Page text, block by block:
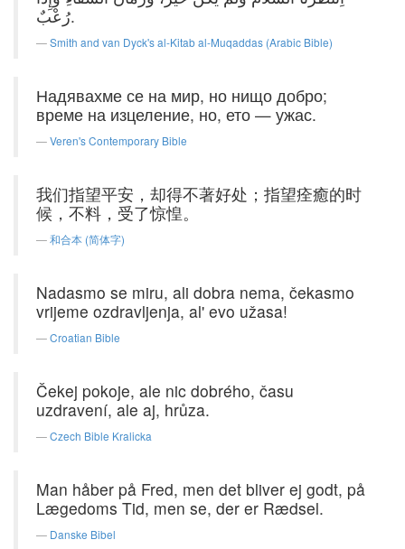
رُعْبٌ.
Smith and van Dyck's al-Kitab al-Muqaddas (Arabic Bible)
Надявахме се на мир, но нищо добро;
време на изцеление, но, ето — ужас.
Veren's Contemporary Bible
我们指望平安，却得不著好处；指望痊癒的时
候，不料，受了惊惶。
和合本 (简体字)
Nadasmo se miru, ali dobra nema, čekasmo
vrijeme ozdravljenja, al' evo užasa!
Croatian Bible
Čekej pokoje, ale nic dobrého, času
uzdravení, ale aj, hrůza.
Czech Bible Kralicka
Man håber på Fred, men det bliver ej godt, på
Lægedoms Tid, men se, der er Rædsel.
Danske Bibel